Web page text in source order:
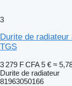
3
Durite de
TGS
3 279 F CFA 5 € ≈
Durite de radiateur
81963050166